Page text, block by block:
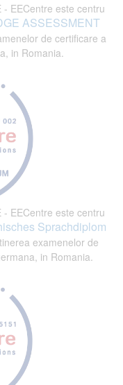
- EECentre este centru
ASSESSMENT
de certificare a
in Romania.
- EECentre este centru
Sprachdiplom
examenelor de
in Romania.